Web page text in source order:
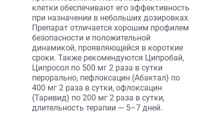
клетки обеспечивают его эффективность
при назначении в небольших дозировках.
Препарат отличается хорошим профилем
безопасности и положительной
динамикой, проявляющейся в короткие
сроки. Также рекомендуются Ципробай,
Ципросол по 500 мг 2 раза в сутки
перорально, пефлоксацин (Абактал) по
400 мг 2 раза в сутки, офлоксацин
(Таривид) по 200 мг 2 раза в сутки,
длительность терапии — 5–7 дней.